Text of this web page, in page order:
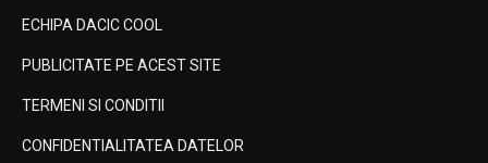
ECHIPA DACIC COOL
PUBLICITATE PE ACEST SITE
TERMENI SI CONDITII
CONFIDENTIALITATEA DATELOR